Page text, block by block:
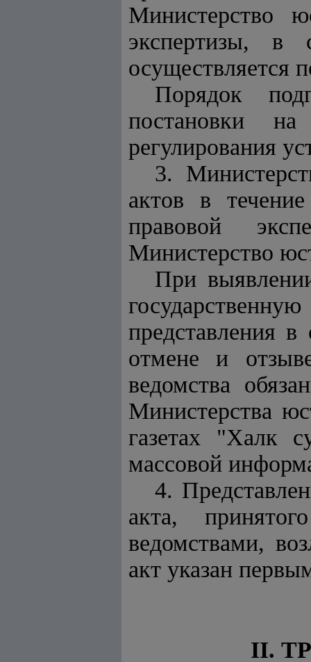
Министерство
экспертизы, в
осуществляется
Порядок
постановки
регулирования
3.
актов в
правовой
Министерство
При
представления
отмене и
ведомства
Министерства
газетах "Халк
массовой
4.
акта,
ведомствами,
акт указан
II.